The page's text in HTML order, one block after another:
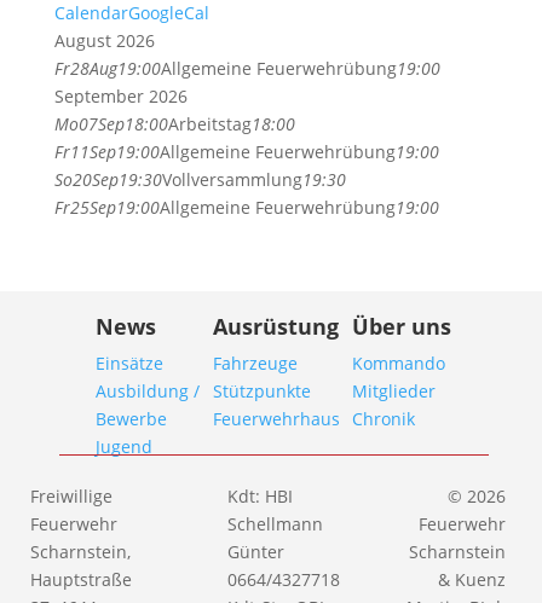
CalendarGoogleCal
August 2026
Fr28Aug19:00Allgemeine Feuerwehrübung19:00
September 2026
Mo07Sep18:00Arbeitstag18:00
Fr11Sep19:00Allgemeine Feuerwehrübung19:00
So20Sep19:30Vollversammlung19:30
Fr25Sep19:00Allgemeine Feuerwehrübung19:00
News
Einsätze
Ausbildung /
Bewerbe
Jugend
Ausrüstung
Fahrzeuge
Stützpunkte
Feuerwehrhaus
Über uns
Kommando
Mitglieder
Chronik
Freiwillige
Feuerwehr
Scharnstein,
Hauptstraße
Kdt: HBI
Schellmann
Günter
0664/4327718
© 2026
Feuerwehr
Scharnstein
& Kuenz